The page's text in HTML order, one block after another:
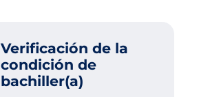
Verificación de la
condición de
bachiller(a)